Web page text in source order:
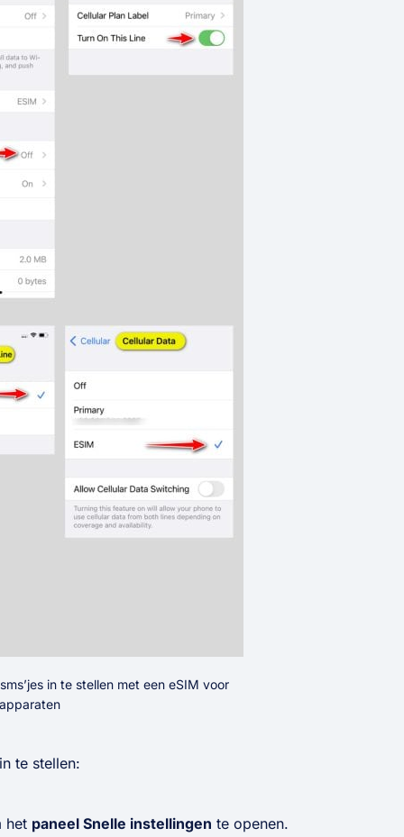
in te stellen met een eSIM voor
te stellen:
het paneel Snelle instellingen te openen.